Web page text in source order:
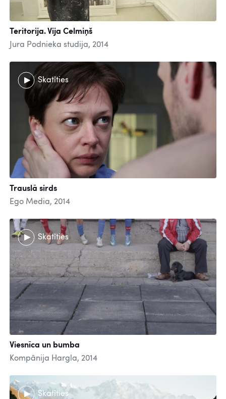
Teritorija. Vija Celmiņš
Jura Podnieka studija, 2014
Skatīties
Trauslā sirds
Ego Media, 2014
Skatīties
Viesnīca un bumba
Kompānija Hargla, 2014
Skatīties